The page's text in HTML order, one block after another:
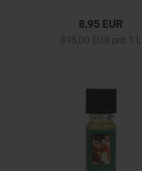
8,95 EUR
895,00 EUR pro 1 L